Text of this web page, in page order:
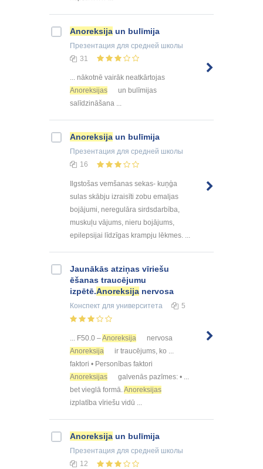
Anoreksija un bulīmija
Презентация для средней школы
31
... nākotnē vairāk neatkārtojas
Anoreksijas
un bulīmijas
salīdzināšana ...
Anoreksija un bulīmija
Презентация для средней школы
16
Ilgstošas vemšanas sekas- kuņģa
sulas skābju izraisīti zobu emaljas
bojājumi, neregulāra sirdsdarbība,
muskuļu vājums, nieru bojājums,
epilepsijai līdzīgas krampju lēkmes. ...
Jaunākās atziņas vīriešu
ēšanas traucējumu
izpētē.Anoreksija nervosa
Конспект для университета 5
... F50.0 –Anoreksija
nervosa
Anoreksija
ir traucējums, ko ...
faktori • Personības faktori
Anoreksijas
galvenās pazīmes: • ...
bet vieglā formā.Anoreksijas
izplatība vīriešu vidū ...
Anoreksija un bulīmija
Презентация для средней школы
12